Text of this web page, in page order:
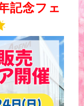
記念フェ